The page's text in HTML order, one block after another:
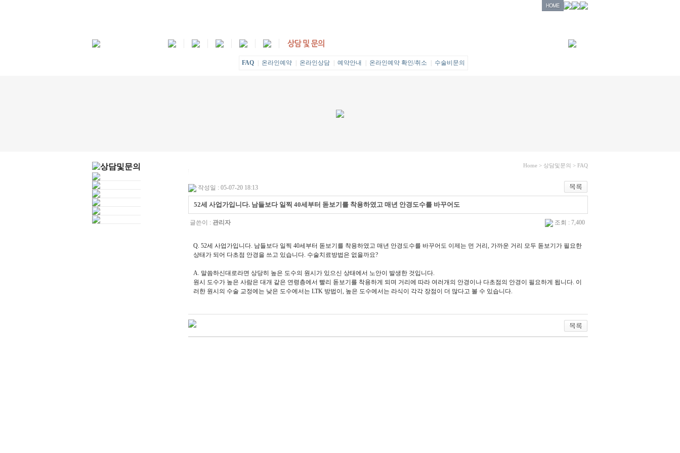
FAQ 온라인예약 온라인상담 예약안내 온라인예약 확인/취소 수술비문의
Home > 상담및문의 > FAQ
작성일 : 05-07-20 18:13
52세 사업가입니다. 남들보다 일찍 40세부터 돋보기를 착용하였고 매년 안경도수를 바꾸어도
글쓴이 : 관리자 조회 : 7,400
Q. 52세 사업가입니다. 남들보다 일찍 40세부터 돋보기를 착용하였고 매년 안경도수를 바꾸어도 이제는 먼 거리, 가까운 거리 모두 돋보기가 필요한
상태가 되어 다초점 안경을 쓰고 있습니다. 수술치료방법은 없을까요?
A. 말씀하신대로라면 상당히 높은 도수의 원시가 있으신 상태에서 노안이 발생한 것입니다.
원시 도수가 높은 사람은 대개 같은 연령층에서 빨리 돋보기를 착용하게 되며 거리에 따라 여러개의 안경이나 다초점의 안경이 필요하게 됩니다. 이
러한 원시의 수술 교정에는 낮은 도수에서는 LTK 방법이, 높은 도수에서는 라식이 각각 장점이 더 많다고 볼 수 있습니다.